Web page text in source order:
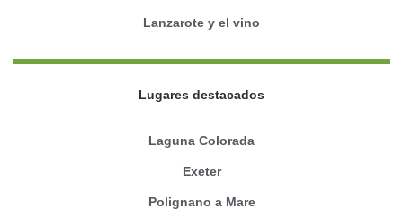
Lanzarote y el vino
Lugares destacados
Laguna Colorada
Exeter
Polignano a Mare